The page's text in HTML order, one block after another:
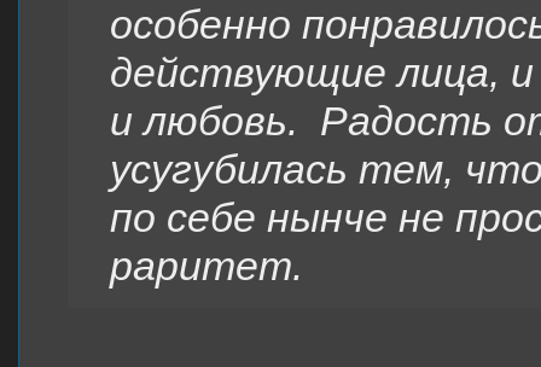
особенно
действующие лица,
и любовь. Радость
усугубилась тем,
по себе нынче не
раритет.